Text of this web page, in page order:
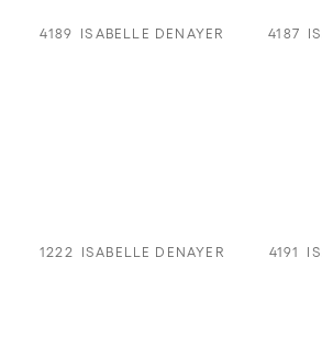
4189 ISABELLE DENAYER 4187
1222 ISABELLE DENAYER 4191